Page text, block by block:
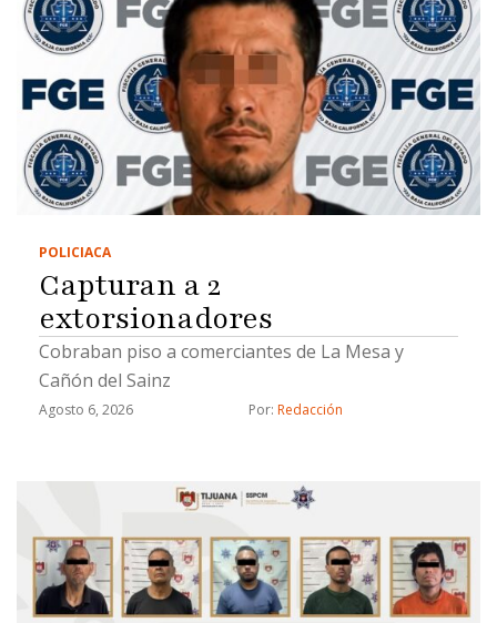
POLICIACA
Capturan a 2
extorsionadores
Cobraban piso a comerciantes de La Mesa y
Cañón del Sainz
Agosto 6, 2026 Por: Redacción